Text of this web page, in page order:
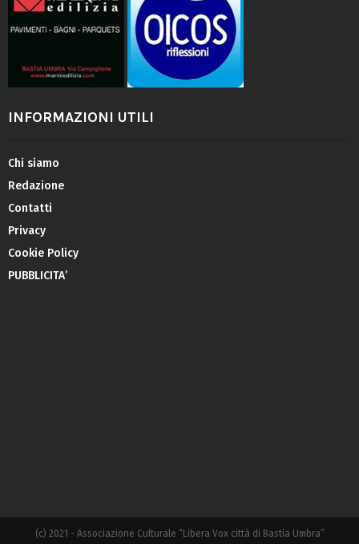
INFORMAZIONI UTILI
Chi siamo
Redazione
Contatti
Privacy
Cookie Policy
PUBBLICITA’
(c) 2021 - Associazione Culturale “Libera Vox città di Bastia Umbra”